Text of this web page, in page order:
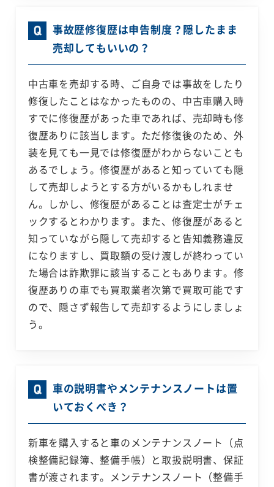
事故歴修復歴は申告制度？隠したまま
売却してもいいの？
中古車を売却する時、ご自身では事故をしたり
修復したことはなかったものの、中古車購入時
すでに修復歴があった車であれば、売却時も修
復歴ありに該当します。ただ修復後のため、外
装を見ても一見では修復歴がわからないことも
あるでしょう。修復歴があると知っていても隠
して売却しようとする方がいるかもしれませ
ん。しかし、修復歴があることは査定士がチェ
ックするとわかります。また、修復歴があると
知っていながら隠して売却すると告知義務違反
になりますし、買取額の受け渡しが終わってい
た場合は詐欺罪に該当することもあります。修
復歴ありの車でも買取業者次第で買取可能です
ので、隠さず報告して売却するようにしましょ
う。
車の説明書やメンテナンスノートは置
いておくべき？
新車を購入すると車のメンテナンスノート（点
検整備記録簿、整備手帳）と取扱説明書、保証
書が渡されます。メンテナンスノート（整備手